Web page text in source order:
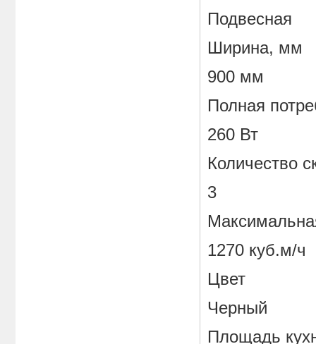
Подвесная
Ширина, мм
900 мм
Полная
260 Вт
Количество
3
1270 куб.м/ч
Цвет
Черный
Площадь